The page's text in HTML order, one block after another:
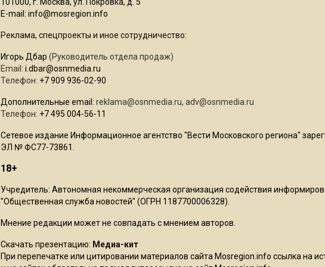
E-mail: info@mosregion.info
Реклама, спецпроекты и иное сотрудничество:
Игорь Дбар (Руководитель отдела продаж)
Email: i.dbar@osnmedia.ru
Телефон: +7 909 936-02-90
Дополнительные email: reklama@osnmedia.ru, adv@osnmedia.ru
Телефон: +7 495 004-56-11
Сетевое издание Информационное агентство "Вести Московского региона"
ЭЛ № ФС77-73861.
18+
Учредитель: Автономная некоммерческая организация содействия
"Общественная служба новостей" (ОГРН 1187700006328).
Мнение редакции может не совпадать с мнением авторов.
Скачать презентацию: Медиа-кит
При перепечатке или цитировании материалов сайта Mosregion.info ссылка на